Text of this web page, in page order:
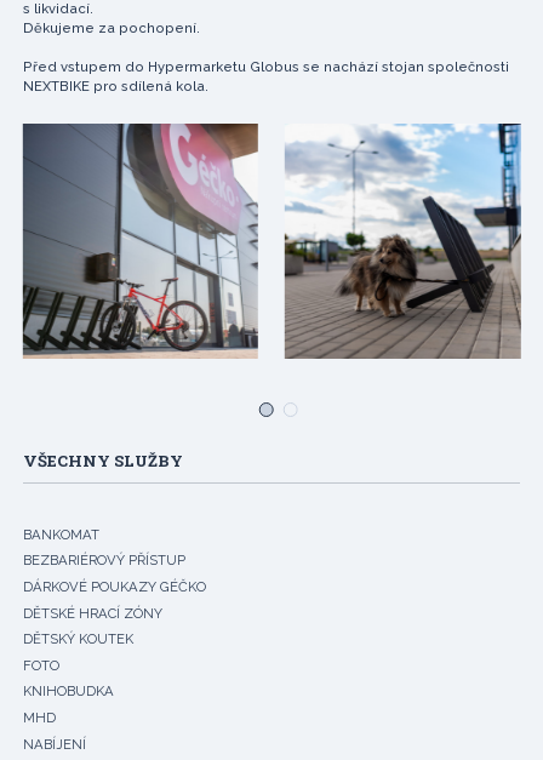
s likvidací.
Děkujeme za pochopení.
Před vstupem do Hypermarketu Globus se nachází stojan společnosti
NEXTBIKE pro sdílená kola.
VŠECHNY SLUŽBY
BANKOMAT
BEZBARIÉROVÝ PŘÍSTUP
DÁRKOVÉ POUKAZY GÉČKO
DĚTSKÉ HRACÍ ZÓNY
DĚTSKÝ KOUTEK
FOTO
KNIHOBUDKA
MHD
NABÍJENÍ